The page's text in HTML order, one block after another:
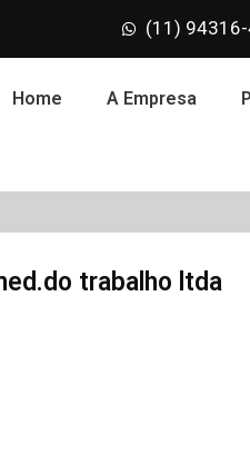
(11)
Home A Empresa
trabalho ltda